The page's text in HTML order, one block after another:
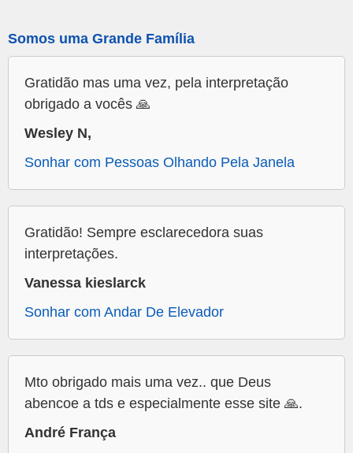
Somos uma Grande Família
Gratidão mas uma vez, pela interpretação
obrigado a vocês 🙏
Wesley N,
Sonhar com Pessoas Olhando Pela Janela
Gratidão! Sempre esclarecedora suas
interpretações.
Vanessa kieslarck
Sonhar com Andar De Elevador
Mto obrigado mais uma vez.. que Deus
abencoe a tds e especialmente esse site 🙏.
André França